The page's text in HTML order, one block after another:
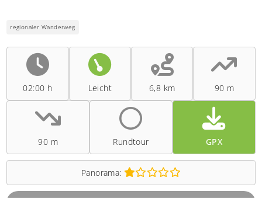
regionaler Wanderweg
02:00 h Leicht 6,8 km 90 m
90 m Rundtour GPX
Panorama: